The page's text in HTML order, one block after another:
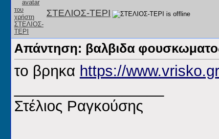
ΣΤΕΛΙΟΣ-ΤΕΡΙ
Απάντηση: βαλβιδα
το βρηκα https://
Στέλιος Ραγκούσης